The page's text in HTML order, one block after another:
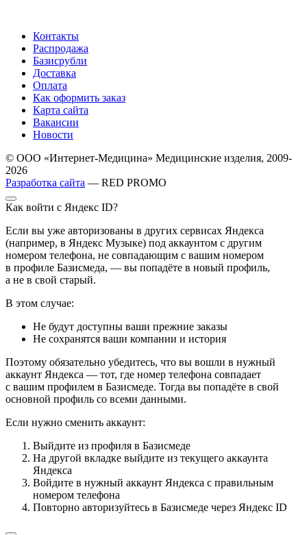
Контакты
Распродажа
Базисрубли
Доставка
Оплата
Как оформить заказ
Карта сайта
Вакансии
Новости
© ООО «Интернет-Медицина» Медицинские изделия, 2009-
2026
Разработка сайта — RED PROMO
Как войти с Яндекс ID?
Если вы уже авторизованы в других сервисах Яндекса
(например, в Яндекс Музыке) под аккаунтом с другим
номером телефона, не совпадающим с вашим номером
в профиле Базисмеда, — вы попадёте в новый профиль,
а не в свой старый.
В этом случае:
Не будут доступны ваши прежние заказы
Не сохранятся ваши компании и история
Поэтому обязательно убедитесь, что вы вошли в нужный
аккаунт Яндекса — тот, где номер телефона совпадает
с вашим профилем в Базисмеде. Тогда вы попадёте в свой
основной профиль со всеми данными.
Если нужно сменить аккаунт:
Выйдите из профиля в Базисмеде
На другой вкладке выйдите из текущего аккаунта
Яндекса
Войдите в нужный аккаунт Яндекса с правильным
номером телефона
Повторно авторизуйтесь в Базисмеде через Яндекс ID